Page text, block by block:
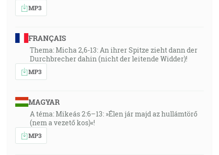
MP3
FRANÇAIS
Thema: Micha 2,6-13: An ihrer Spitze zieht dann der
Durchbrecher dahin (nicht der leitende Widder)!
MP3
MAGYAR
A téma: Mikeás 2:6–13: »Élen jár majd az hullámtörő
(nem a vezető kos)«!
MP3